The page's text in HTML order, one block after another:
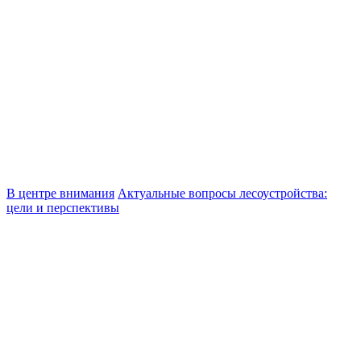
В центре внимания Актуальные вопросы лесоустройства:
цели и перспективы